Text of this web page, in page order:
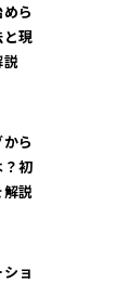
ら
現
ら
初
説
ョ